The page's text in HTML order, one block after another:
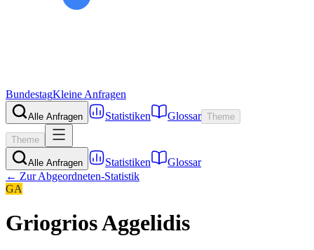
BundestagKleine Anfragen
Alle Anfragen Statistiken Glossar Theme
Theme
Alle Anfragen Statistiken
Glossar
← Zur Abgeordneten-Statistik
GA
Griogrios Aggelidis